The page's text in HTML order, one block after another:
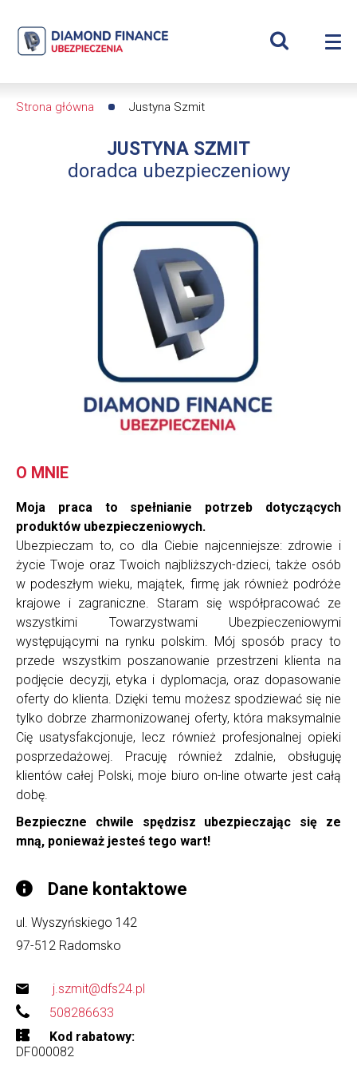
Justyna
Diamond
Finance
Wyświetl
nawigacyjna
Strona główna Justyna Szmit
JUSTYNA SZMIT
doradca ubezpieczeniowy
O MNIE
Moja praca to spełnianie potrzeb dotyczących
produktów ubezpieczeniowych.
Ubezpieczam to, co dla Ciebie najcenniejsze: zdrowie i
życie Twoje oraz Twoich najbliższych-dzieci, także osób
w podeszłym wieku, majątek, firmę jak również podróże
krajowe i zagraniczne. Staram się współpracować ze
wszystkimi Towarzystwami Ubezpieczeniowymi
występującymi na rynku polskim. Mój sposób pracy to
przede wszystkim poszanowanie przestrzeni klienta na
podjęcie decyzji, etyka i dyplomacja, oraz dopasowanie
oferty do klienta. Dzięki temu możesz spodziewać się nie
tylko dobrze zharmonizowanej oferty, która maksymalnie
Cię usatysfakcjonuje, lecz również profesjonalnej opieki
posprzedażowej. Pracuję również zdalnie, obsługuję
klientów całej Polski, moje biuro on-line otwarte jest całą
dobę.
Bezpieczne chwile spędzisz ubezpieczając się ze
mną, ponieważ jesteś tego wart!
Dane kontaktowe
ul. Wyszyńskiego 142
97-512 Radomsko
j.szmit@dfs24.pl
508286633
Kod rabatowy
DF000082